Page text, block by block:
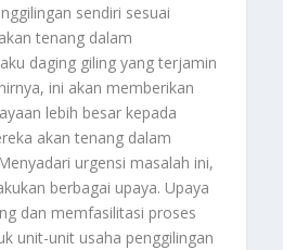
sendiri sesuai
tenang dalam
daging giling yang terjamin
ini akan memberikan
lebih besar kepada
akan tenang dalam
Menyadari urgensi masalah ini,
berbagai upaya. Upaya
dan memfasilitasi proses
unit-unit usaha penggilingan